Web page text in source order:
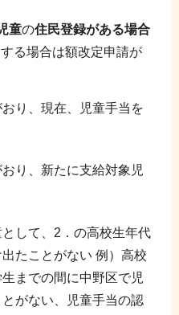
童の住民登録がある場合
る場合は額改定申請が
り、現在、児童手当を
り、新たに支給対象児
して、2．の高校生年代
たことがない 例）高校
までの間に中野区で児
がない、児童手当の認